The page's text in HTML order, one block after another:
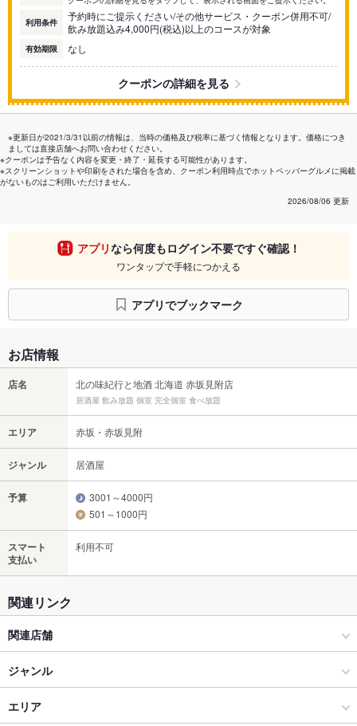
利用条件
予約時にご提示ください/その他サービス・クーポン併用不可/
飲み放題込み4,000円(税込)以上のコースが対象
有効期限 なし
クーポンの詳細を見る
※更新日が2021/3/31以前の情報は、当時の価格及び税率に基づく情報となります。価格につき
ましては直接店舗へお問い合わせください。
※クーポンは予告なく内容を変更・終了・延長する可能性があります。
※スクリーンショットや印刷をされた場合を含め、クーポン利用時点でホットペッパーグルメに掲載
がないものはご利用いただけません。
2026/08/06 更新
アプリなら何度もログイン不要ですぐ確認！
ワンタップで手軽につかえる
アプリでブックマーク
お店情報
店名 北の味紀行と地酒 北海道 赤坂見附店
居酒屋 飲み放題 個室 完全個室 食べ放題
エリア 赤坂・赤坂見附
ジャンル 居酒屋
予算
3001～4000円
501～1000円
スマート
支払い
利用不可
関連リンク
関連店舗
居酒屋 北海道
北海道 目黒西口店
ジャンル
居酒屋
エリア